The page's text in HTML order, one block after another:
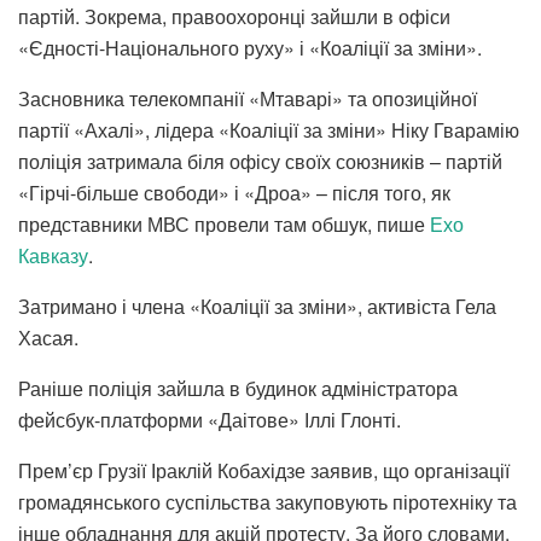
партій. Зокрема, правоохоронці зайшли в офіси
«Єдності-Національного руху» і «Коаліції за зміни».
Засновника телекомпанії «Мтаварі» та опозиційної
партії «Ахалі», лідера «Коаліції за зміни» Ніку Гварамію
поліція затримала біля офісу своїх союзників – партій
«Гірчі-більше свободи» і «Дроа» – після того, як
представники МВС провели там обшук, пише Ехо
Кавказу.
Затримано і члена «Коаліції за зміни», активіста Гела
Хасая.
Раніше поліція зайшла в будинок адміністратора
фейсбук-платформи «Даітове» Іллі Глонті.
Прем’єр Грузії Іраклій Кобахідзе заявив, що організації
громадянського суспільства закуповують піротехніку та
інше обладнання для акцій протесту. За його словами,